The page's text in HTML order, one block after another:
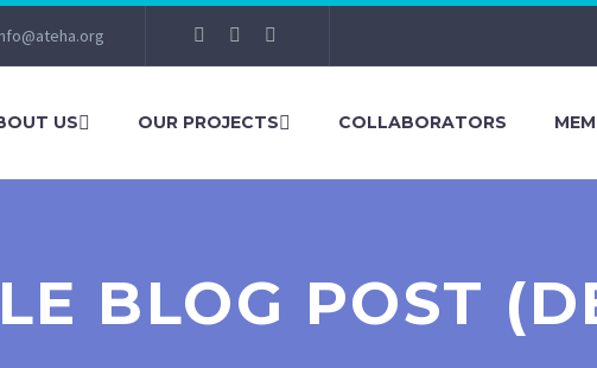
US OUR PROJECTS COLLABORATORS
BLOG POST